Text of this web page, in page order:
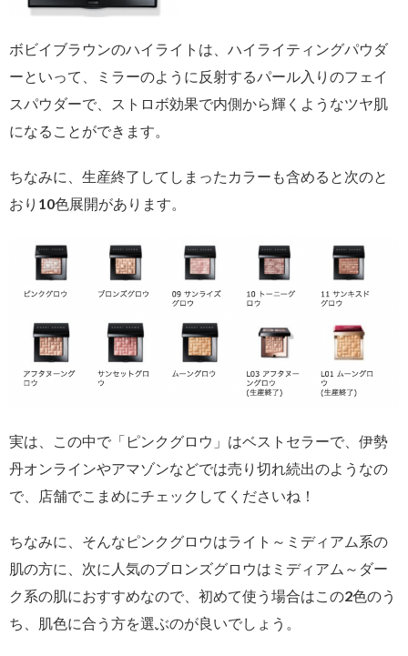
ボビイブラウンのハイライトは、ハイライティングパウダ
ーといって、ミラーのように反射するパール入りのフェイ
スパウダーで、ストロボ効果で内側から輝くようなツヤ肌
になることができます。
ちなみに、生産終了してしまったカラーも含めると次のと
おり10色展開があります。
実は、この中で「ピンクグロウ」はベストセラーで、伊勢
丹オンラインやアマゾンなどでは売り切れ続出のようなの
で、店舗でこまめにチェックしてくださいね！
ちなみに、そんなピンクグロウはライト～ミディアム系の
肌の方に、次に人気のブロンズグロウはミディアム～ダー
ク系の肌におすすめなので、初めて使う場合はこの2色のう
ち、肌色に合う方を選ぶのが良いでしょう。